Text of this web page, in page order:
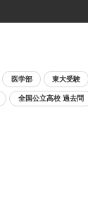
医学部 東大受験
全国公立高校 過去問